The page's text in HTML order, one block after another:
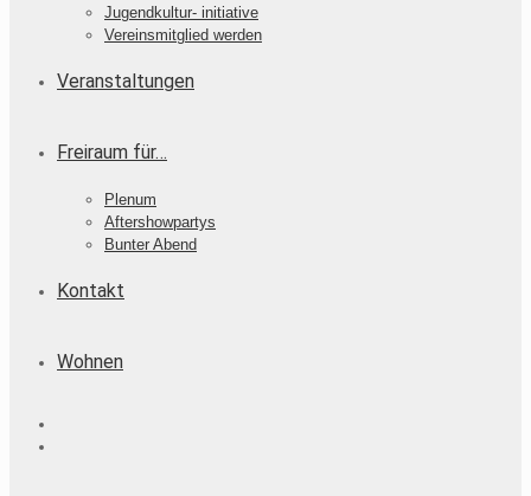
Jugendkultur- initiative
Vereinsmitglied werden
Veranstaltungen
Freiraum für…
Plenum
Aftershowpartys
Bunter Abend
Kontakt
Wohnen